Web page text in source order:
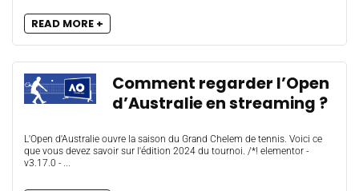
READ MORE +
Comment regarder l’Open
d’Australie en streaming ?
L'Open d'Australie ouvre la saison du Grand Chelem de tennis. Voici ce
que vous devez savoir sur l'édition 2024 du tournoi. /*! elementor -
v3.17.0 - ...